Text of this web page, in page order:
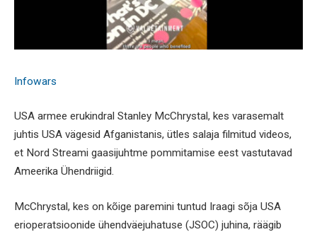
Infowars
USA armee erukindral Stanley McChrystal, kes varasemalt
juhtis USA vägesid Afganistanis, ütles salaja filmitud videos,
et Nord Streami gaasijuhtme pommitamise eest vastutavad
Ameerika Ühendriigid.
McChrystal, kes on kõige paremini tuntud Iraagi sõja USA
erioperatsioonide ühendväejuhatuse (JSOC) juhina, räägib